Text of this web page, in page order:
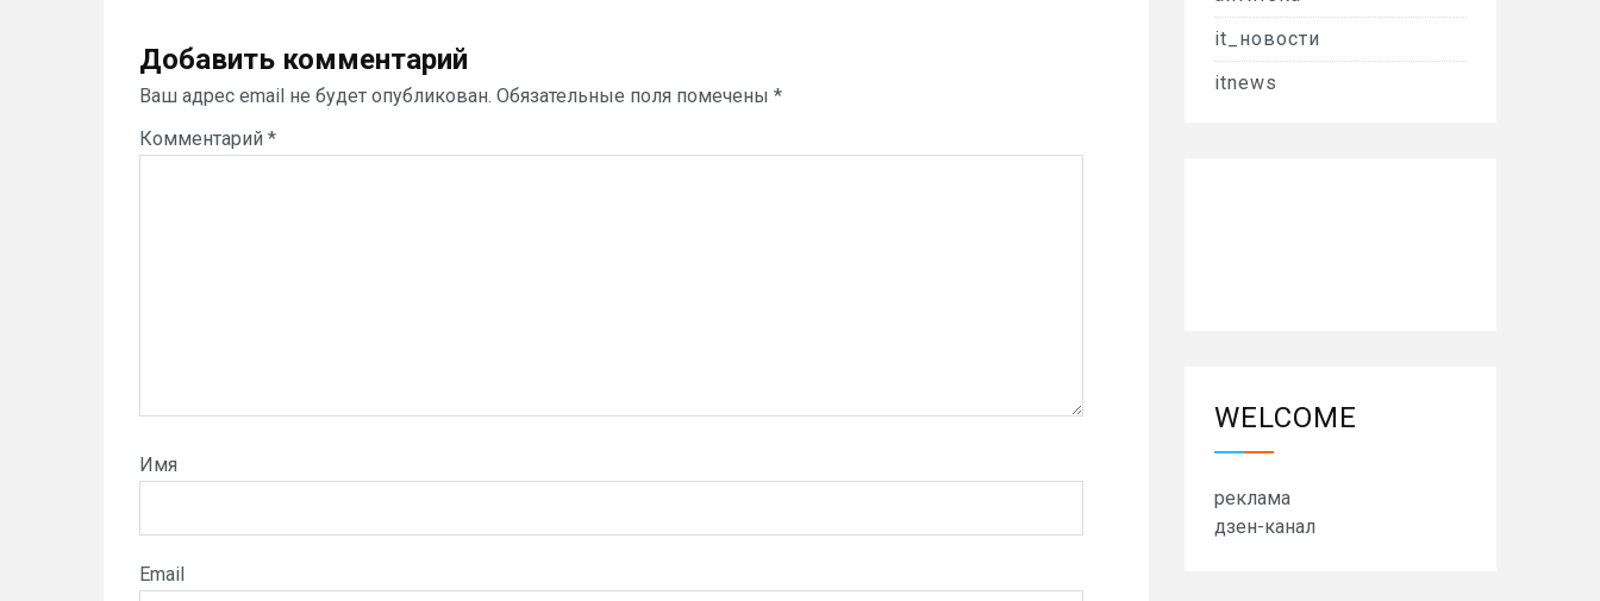
Добавить комментарий
Ваш адрес email не будет опубликован. Обязательные поля помечены *
Комментарий *
Имя
Email
it_новости
itnews
WELCOME
реклама
дзен-канал